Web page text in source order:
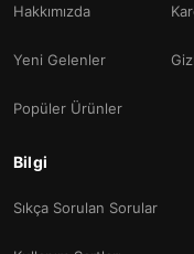
Hakkımızda
Yeni Gelenler
Popüler Ürünler
Bilgi
Sıkça Sorulan Sorular